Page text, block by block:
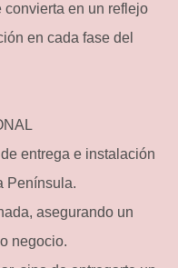
convierta en un reflejo
en cada fase del
entrega e instalación
Península.
asegurando un
negocio.